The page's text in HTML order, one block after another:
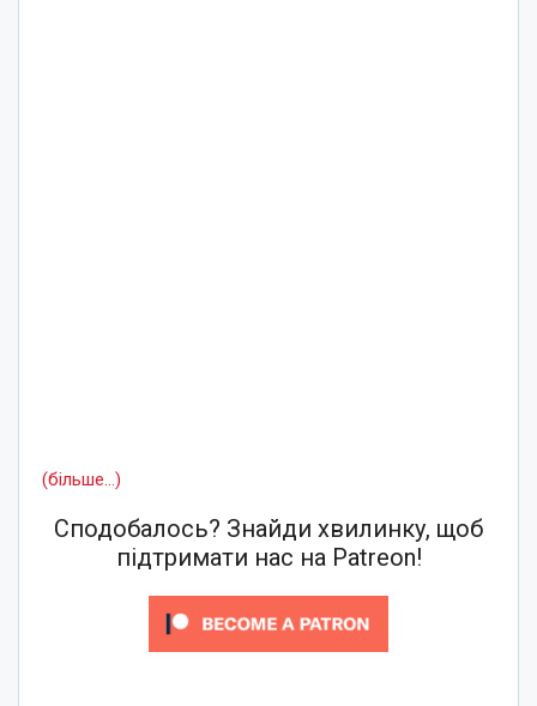
(більше…)
Сподобалось? Знайди хвилинку, щоб
підтримати нас на Patreon!